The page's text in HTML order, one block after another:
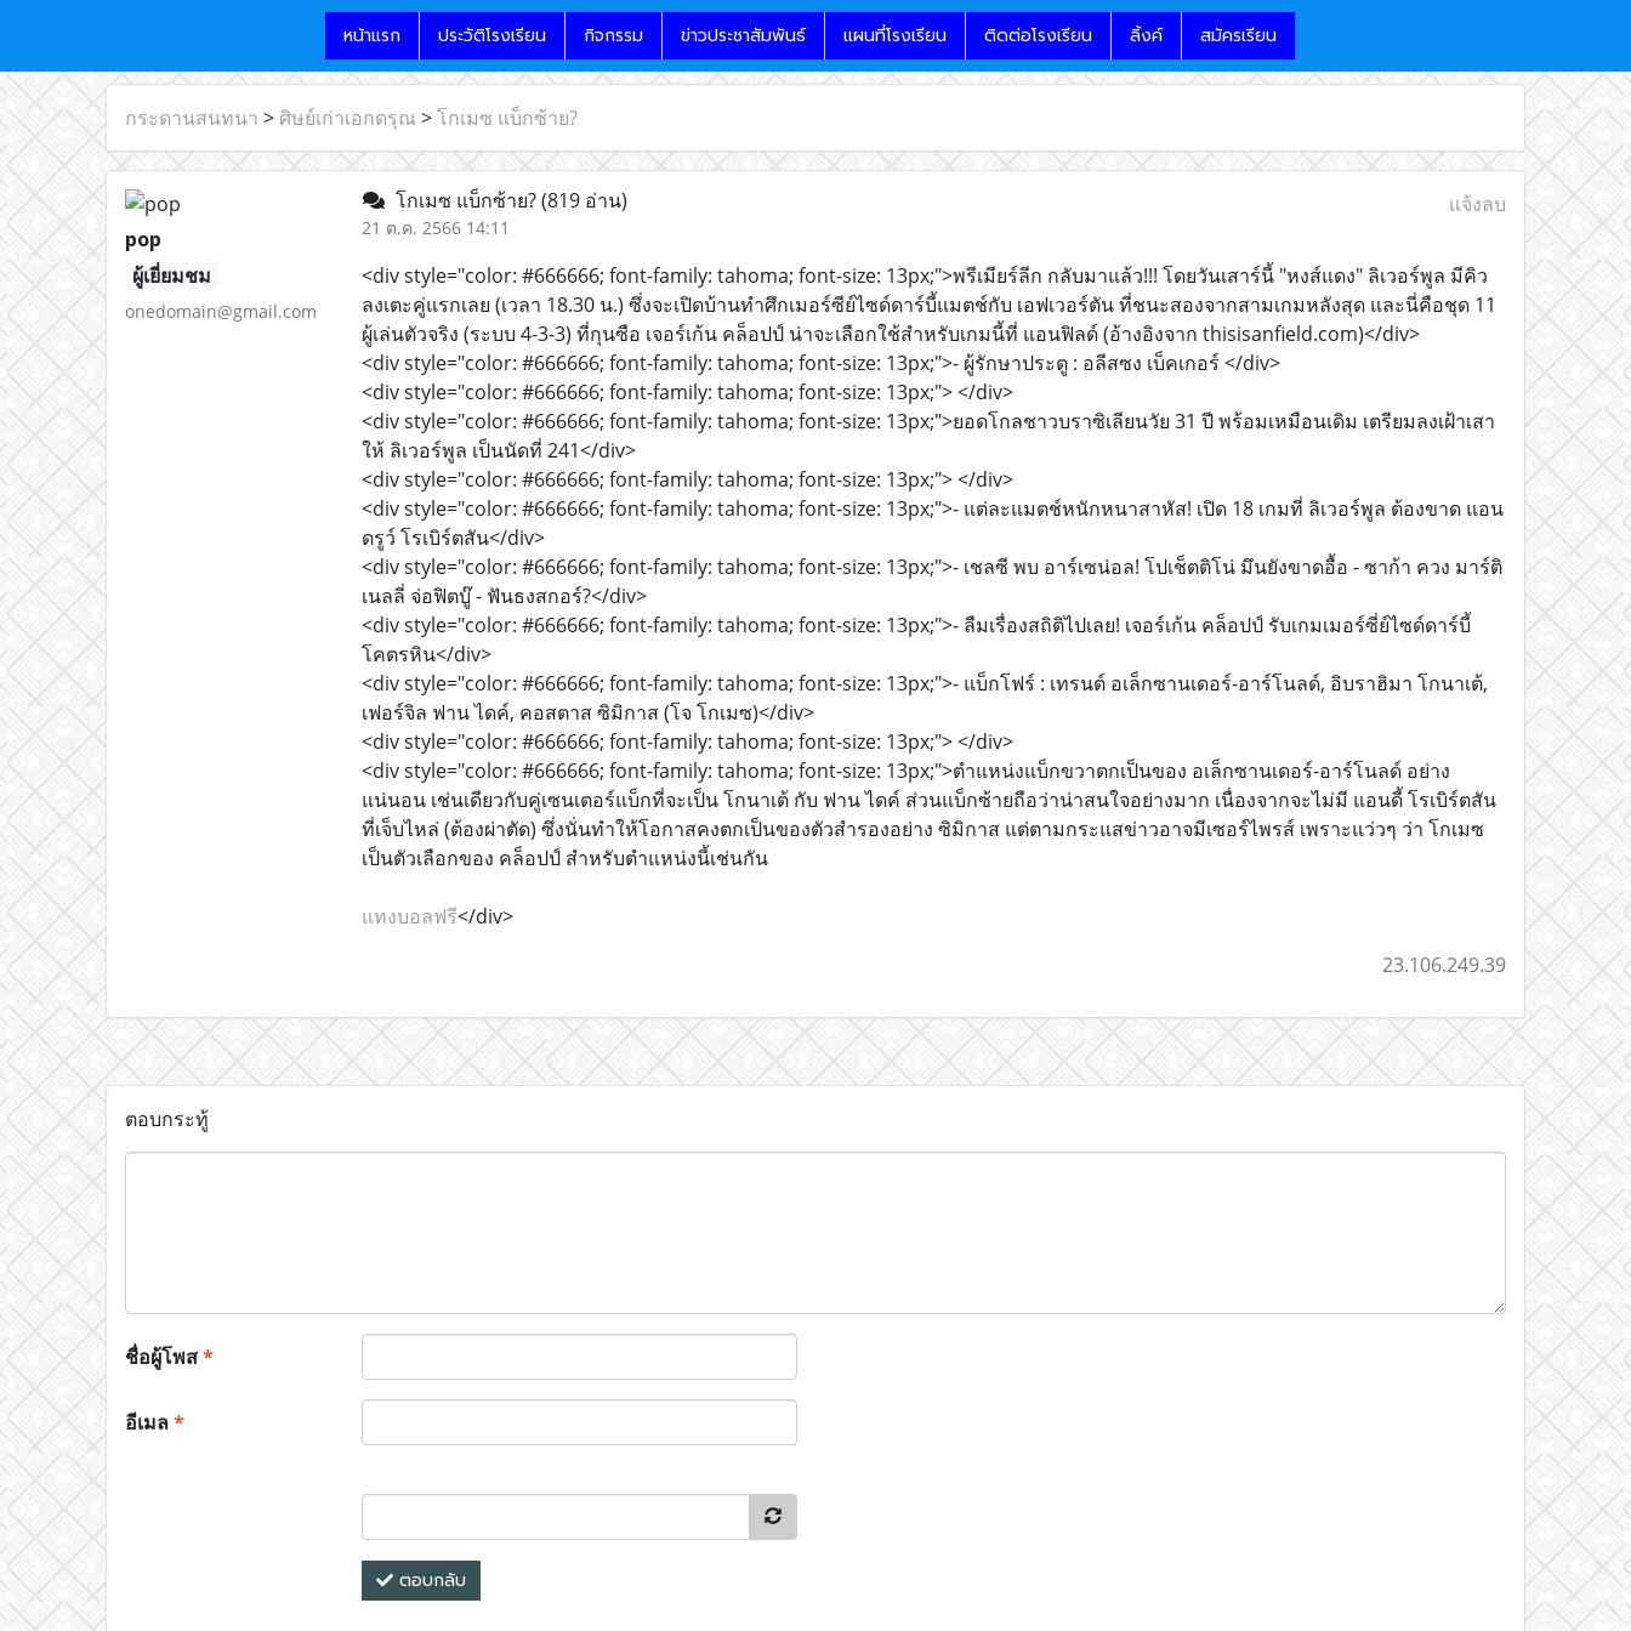
หน้าแรก ประวัติโรงเรียน กิจกรรม ข่าวประชาสัมพันธ์ แผนที่โรงเรียน ติดต่อโรงเรียน ลิ้งค์ สมัครเรียน
กระดานสนทนา > ศิษย์เก่าเอกดรุณ >โกเมซ แบ็กซ้าย?
pop
ผู้เยี่ยมชม
onedomain@gmail.com
โกเมซ แบ็กซ้าย?(819 อ่าน)
21 ต.ค. 2566 14:11
แจ้งลบ
<div style="color: #666666; font-family: tahoma; font-size: 13px;">พรีเมียร์ลีก กลับมาแล้ว!!! โดยวันเสาร์นี้ "หงส์แดง" ลิเวอร์พูล มีคิว
ลงเตะคู่แรกเลย (เวลา 18.30 น.) ซึ่งจะเปิดบ้านทำศึกเมอร์ซีย์ไซด์ดาร์บี้แมตช์กับ เอฟเวอร์ตัน ที่ชนะสองจากสามเกมหลังสุด และนี่คือชุด 11
ผู้เล่นตัวจริง (ระบบ 4-3-3) ที่กุนซือ เจอร์เก้น คล็อปป์ น่าจะเลือกใช้สำหรับเกมนี้ที่ แอนฟิลด์ (อ้างอิงจาก thisisanfield.com)</div>
<div style="color: #666666; font-family: tahoma; font-size: 13px;">- ผู้รักษาประตู : อลีสซง เบ็คเกอร์ </div>
<div style="color: #666666; font-family: tahoma; font-size: 13px;"> </div>
<div style="color: #666666; font-family: tahoma; font-size: 13px;">ยอดโกลชาวบราซิเลียนวัย 31 ปี พร้อมเหมือนเดิม เตรียมลงเฝ้าเสา
ให้ ลิเวอร์พูล เป็นนัดที่ 241</div>
<div style="color: #666666; font-family: tahoma; font-size: 13px;"> </div>
<div style="color: #666666; font-family: tahoma; font-size: 13px;">- แต่ละแมตช์หนักหนาสาหัส! เปิด 18 เกมที่ ลิเวอร์พูล ต้องขาด แอน
ดรูว์ โรเบิร์ตสัน</div>
<div style="color: #666666; font-family: tahoma; font-size: 13px;">- เชลซี พบ อาร์เซน่อล! โปเช็ตติโน่ มึนยังขาดอื้อ - ซาก้า ควง มาร์ติ
เนลลี่ จ่อฟิตบู๊ - ฟันธงสกอร์?</div>
<div style="color: #666666; font-family: tahoma; font-size: 13px;">- ลืมเรื่องสถิติไปเลย! เจอร์เก้น คล็อปป์ รับเกมเมอร์ซี่ย์ไซด์ดาร์บี้
โคตรหิน</div>
<div style="color: #666666; font-family: tahoma; font-size: 13px;">- แบ็กโฟร์ : เทรนต์ อเล็กซานเดอร์-อาร์โนลด์, อิบราฮิมา โกนาเต้,
เฟอร์จิล ฟาน ไดค์, คอสตาส ซิมิกาส (โจ โกเมซ)</div>
<div style="color: #666666; font-family: tahoma; font-size: 13px;"> </div>
<div style="color: #666666; font-family: tahoma; font-size: 13px;">ตำแหน่งแบ็กขวาตกเป็นของ อเล็กซานเดอร์-อาร์โนลด์ อย่าง
แน่นอน เช่นเดียวกับคู่เซนเตอร์แบ็กที่จะเป็น โกนาเต้ กับ ฟาน ไดค์ ส่วนแบ็กซ้ายถือว่าน่าสนใจอย่างมาก เนื่องจากจะไม่มี แอนดี้ โรเบิร์ตสัน
ที่เจ็บไหล่ (ต้องผ่าตัด) ซึ่งนั่นทำให้โอกาสคงตกเป็นของตัวสำรองอย่าง ซิมิกาส แต่ตามกระแสข่าวอาจมีเซอร์ไพรส์ เพราะแว่วๆ ว่า โกเมซ
เป็นตัวเลือกของ คล็อปป์ สำหรับตำแหน่งนี้เช่นกัน
แทงบอลฟรี</div>
23.106.249.39
ตอบกระทู้
ชื่อผู้โพส*
อีเมล*
ตอบกลับ